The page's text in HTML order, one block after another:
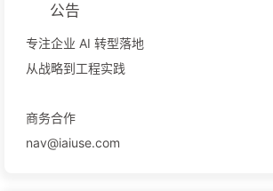
公告
专注企业 AI 转型落地
从战略到工程实践
商务合作
nav@iaiuse.com